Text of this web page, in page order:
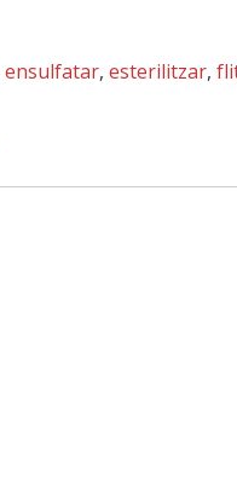
ensulfatar, esterilitzar,